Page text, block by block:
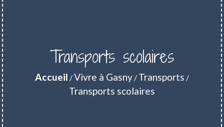
Transports scolaires
Accueil /Vivre à Gasny / Transports /
Transports scolaires